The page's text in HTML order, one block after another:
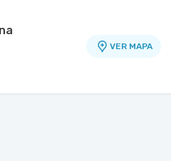
VER MAPA
VER MAPA